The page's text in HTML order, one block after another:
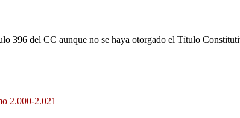
396 del CC aunque no se haya otorgado el Título
2.000-2.021